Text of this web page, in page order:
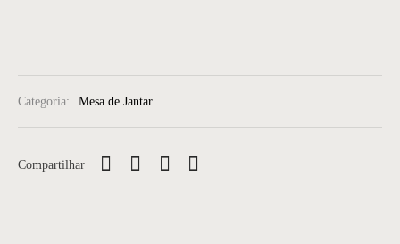
Categoria: Mesa de Jantar
Compartilhar